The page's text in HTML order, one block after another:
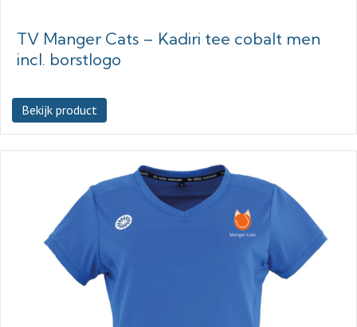
TV Manger Cats – Kadiri tee cobalt men
incl. borstlogo
Bekijk product